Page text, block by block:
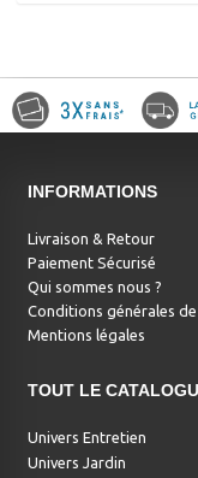
INFORMATIONS
Livraison & Retour
Paiement Sécurisé
Qui sommes nous ?
Conditions générales
Mentions légales
TOUT LE
Univers Entretien
Univers Jardin